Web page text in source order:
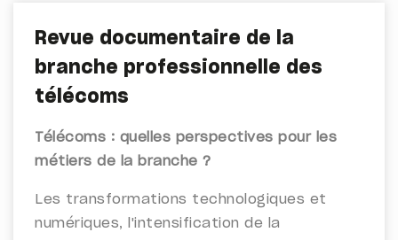
retenir quant à l’évolution de
l’environnement des métiers des
télécommunications à l’horizon 2020-22.
Revue documentaire de la
branche professionnelle des
télécoms
Télécoms : quelles perspectives pour les
métiers de la branche ?
Les transformations technologiques et
numériques, l'intensification de la